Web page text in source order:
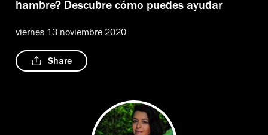
hambre? Descubre cómo puedes ayudar
viernes 13 noviembre 2020
Share